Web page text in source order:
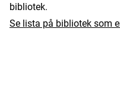
bibliotek.
Se lista på bibliotek som